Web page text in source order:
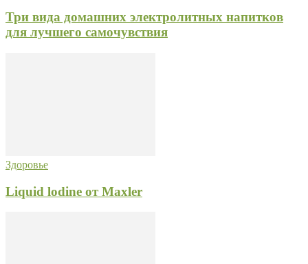
Три вида домашних электролитных напитков
для лучшего самочувствия
Здоровье
Liquid lodine от Maxler